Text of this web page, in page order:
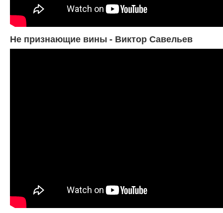
Не признающие вины - Виктор Савельев